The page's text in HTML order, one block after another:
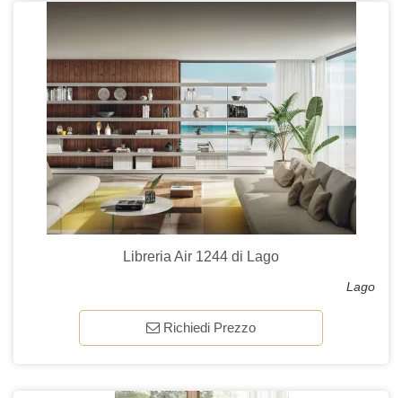
Libreria Air 1244 di Lago
Lago
Richiedi Prezzo